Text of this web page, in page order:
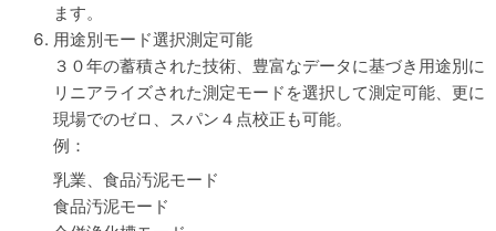
ます。
用途別モード選択測定可能
３０年の蓄積された技術、豊富なデータに基づき用途別に
リニアライズされた測定モードを選択して測定可能、更に
現場でのゼロ、スパン４点校正も可能。
例：
乳業、食品汚泥モード
食品汚泥モード